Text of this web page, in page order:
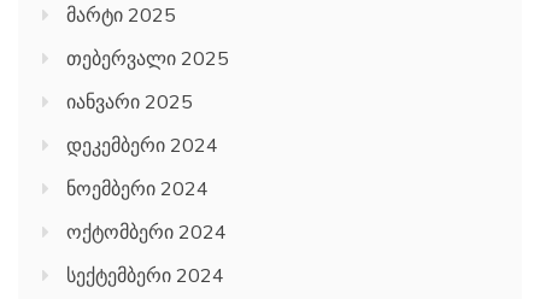
მარტი 2025
თებერვალი 2025
იანვარი 2025
დეკემბერი 2024
ნოემბერი 2024
ოქტომბერი 2024
სექტემბერი 2024